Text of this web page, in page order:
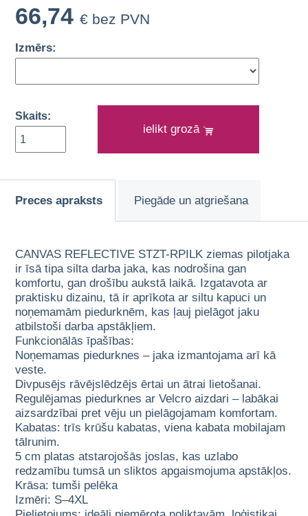
66,74 € bez PVN
Izmērs:
Skaits:
ielikt grozā
Preces apraksts Piegāde un atgriešana
CANVAS REFLECTIVE STZT-RPILK ziemas pilotjaka
ir īsā tipa silta darba jaka, kas nodrošina gan
komfortu, gan drošību aukstā laikā. Izgatavota ar
praktisku dizainu, tā ir aprīkota ar siltu kapuci un
noņemamām piedurknēm, kas ļauj pielāgot jaku
atbilstoši darba apstākļiem.
Funkcionālās īpašības:
Noņemamas piedurknes – jaka izmantojama arī kā
veste.
Divpusējs rāvējslēdzējs ērtai un ātrai lietošanai.
Regulējamas piedurknes ar Velcro aizdari – labākai
aizsardzībai pret vēju un pielāgojamam komfortam.
Kabatas: trīs krūšu kabatas, viena kabata mobilajam
tālrunim.
5 cm platas atstarojošās joslas, kas uzlabo
redzamību tumsā un sliktos apgaismojuma apstākļos.
Krāsa: tumši pelēka
Izmēri: S–4XL